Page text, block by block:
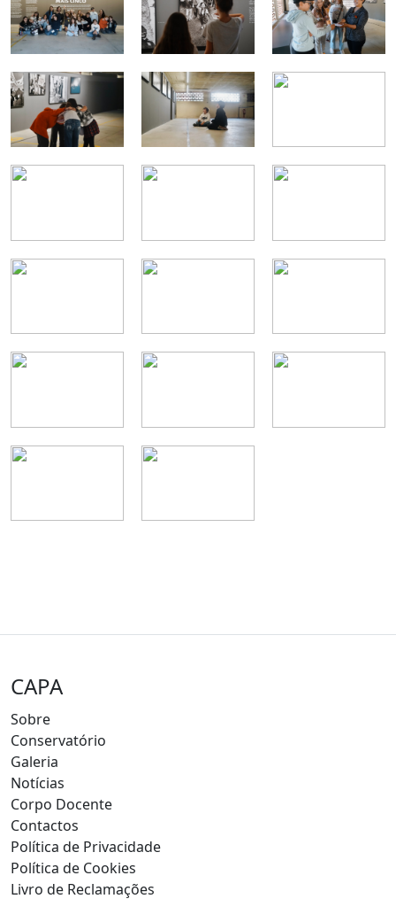
CAPA
Sobre
Conservatório
Galeria
Notícias
Corpo Docente
Contactos
Política de Privacidade
Política de Cookies
Livro de Reclamações